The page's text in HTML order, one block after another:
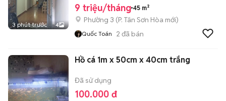
3 phút trước 4
9 triệu/tháng 45 m²
Phường 3 (P. Tân Sơn Hòa mới)
Quốc Toán 2 đã bán
Hồ cá 1m x 50cm x 40cm trắng
Đã sử dụng
100.000 đ